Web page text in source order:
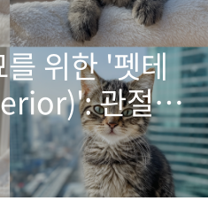
위한 '펫테
관절
구조 변경